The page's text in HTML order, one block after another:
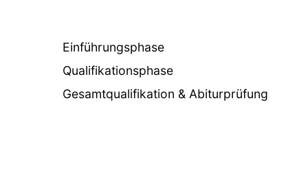
Einführungsphase
Qualifikationsphase
Gesamtqualifikation & Abiturprüfung